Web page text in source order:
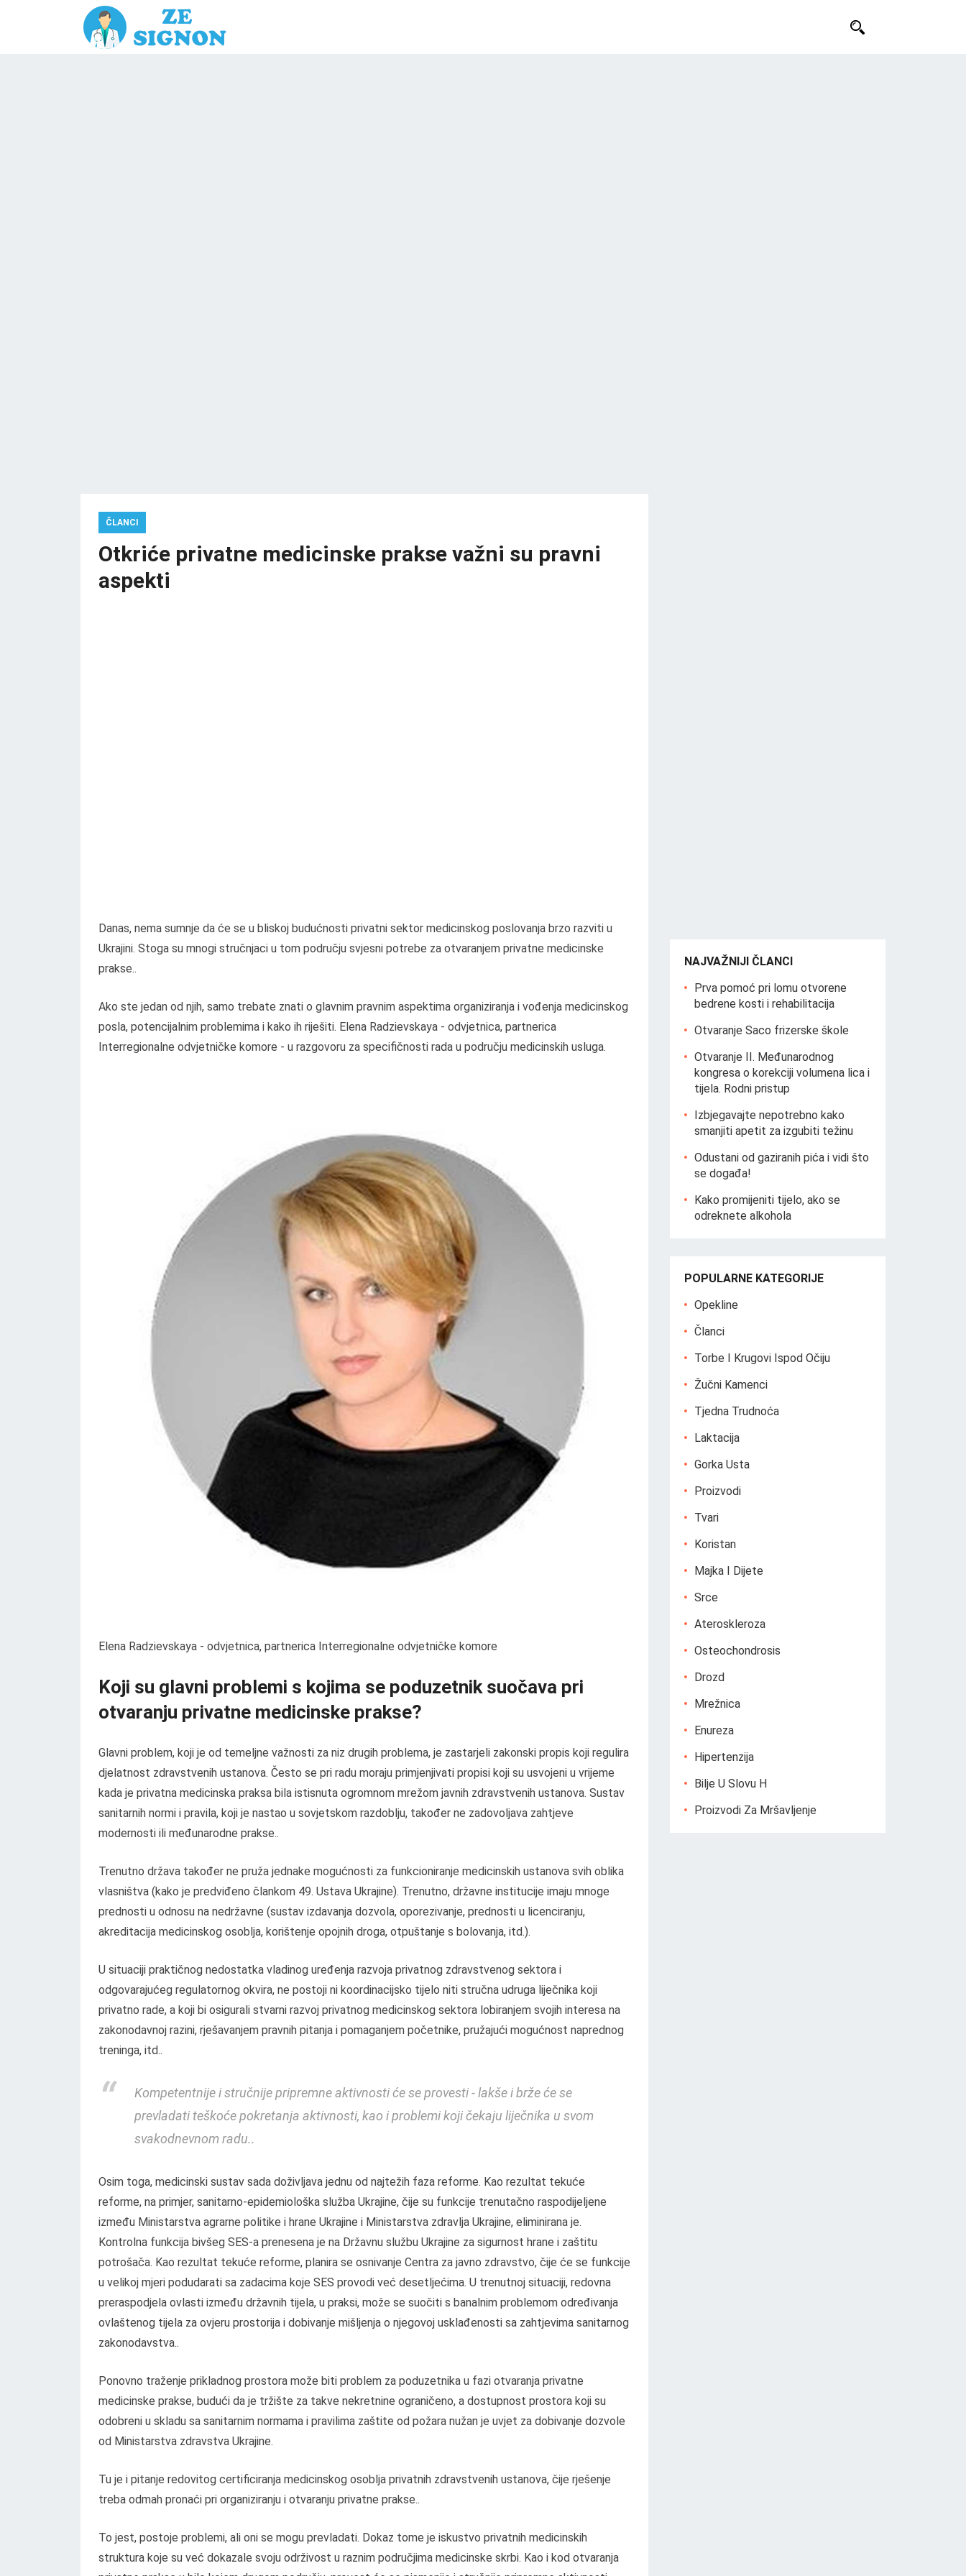
ČLANCI
Otkriće privatne medicinske prakse važni su pravni
aspekti
Danas, nema sumnje da će se u bliskoj budućnosti privatni sektor medicinskog poslovanja brzo razviti u
Ukrajini. Stoga su mnogi stručnjaci u tom području svjesni potrebe za otvaranjem privatne medicinske
prakse..
Ako ste jedan od njih, samo trebate znati o glavnim pravnim aspektima organiziranja i vođenja medicinskog
posla, potencijalnim problemima i kako ih riješiti. Elena Radzievskaya - odvjetnica, partnerica
Interregionalne odvjetničke komore - u razgovoru za specifičnosti rada u području medicinskih usluga.
Elena Radzievskaya - odvjetnica, partnerica Interregionalne odvjetničke komore
Koji su glavni problemi s kojima se poduzetnik suočava pri
otvaranju privatne medicinske prakse?
Glavni problem, koji je od temeljne važnosti za niz drugih problema, je zastarjeli zakonski propis koji regulira
djelatnost zdravstvenih ustanova. Često se pri radu moraju primjenjivati ​​propisi koji su usvojeni u vrijeme
kada je privatna medicinska praksa bila istisnuta ogromnom mrežom javnih zdravstvenih ustanova. Sustav
sanitarnih normi i pravila, koji je nastao u sovjetskom razdoblju, također ne zadovoljava zahtjeve
modernosti ili međunarodne prakse..
Trenutno država također ne pruža jednake mogućnosti za funkcioniranje medicinskih ustanova svih oblika
vlasništva (kako je predviđeno člankom 49. Ustava Ukrajine). Trenutno, državne institucije imaju mnoge
prednosti u odnosu na nedržavne (sustav izdavanja dozvola, oporezivanje, prednosti u licenciranju,
akreditacija medicinskog osoblja, korištenje opojnih droga, otpuštanje s bolovanja, itd.).
U situaciji praktičnog nedostatka vladinog uređenja razvoja privatnog zdravstvenog sektora i
odgovarajućeg regulatornog okvira, ne postoji ni koordinacijsko tijelo niti stručna udruga liječnika koji
privatno rade, a koji bi osigurali stvarni razvoj privatnog medicinskog sektora lobiranjem svojih interesa na
zakonodavnoj razini, rješavanjem pravnih pitanja i pomaganjem početnike, pružajući mogućnost naprednog
treninga, itd..
Kompetentnije i stručnije pripremne aktivnosti će se provesti - lakše i brže će se
prevladati teškoće pokretanja aktivnosti, kao i problemi koji čekaju liječnika u svom
svakodnevnom radu..
Osim toga, medicinski sustav sada doživljava jednu od najtežih faza reforme. Kao rezultat tekuće
reforme, na primjer, sanitarno-epidemiološka služba Ukrajine, čije su funkcije trenutačno raspodijeljene
između Ministarstva agrarne politike i hrane Ukrajine i Ministarstva zdravlja Ukrajine, eliminirana je.
Kontrolna funkcija bivšeg SES-a prenesena je na Državnu službu Ukrajine za sigurnost hrane i zaštitu
potrošača. Kao rezultat tekuće reforme, planira se osnivanje Centra za javno zdravstvo, čije će se funkcije
u velikoj mjeri podudarati sa zadacima koje SES provodi već desetljećima. U trenutnoj situaciji, redovna
preraspodjela ovlasti između državnih tijela, u praksi, može se suočiti s banalnim problemom određivanja
ovlaštenog tijela za ovjeru prostorija i dobivanje mišljenja o njegovoj usklađenosti sa zahtjevima sanitarnog
zakonodavstva..
Ponovno traženje prikladnog prostora može biti problem za poduzetnika u fazi otvaranja privatne
medicinske prakse, budući da je tržište za takve nekretnine ograničeno, a dostupnost prostora koji su
odobreni u skladu sa sanitarnim normama i pravilima zaštite od požara nužan je uvjet za dobivanje dozvole
od Ministarstva zdravstva Ukrajine.
Tu je i pitanje redovitog certificiranja medicinskog osoblja privatnih zdravstvenih ustanova, čije rješenje
treba odmah pronaći pri organiziranju i otvaranju privatne prakse..
To jest, postoje problemi, ali oni se mogu prevladati. Dokaz tome je iskustvo privatnih medicinskih
struktura koje su već dokazale svoju održivost u raznim područjima medicinske skrbi. Kao i kod otvaranja
NAJVAŽNIJI ČLANCI
Prva pomoć pri lomu otvorene
bedrene kosti i rehabilitacija
Otvaranje Saco frizerske škole
Otvaranje II. Međunarodnog
kongresa o korekciji volumena lica i
tijela. Rodni pristup
Izbjegavajte nepotrebno kako
smanjiti apetit za izgubiti težinu
Odustani od gaziranih pića i vidi što
se događa!
Kako promijeniti tijelo, ako se
odreknete alkohola
POPULARNE KATEGORIJE
Opekline
Članci
Torbe I Krugovi Ispod Očiju
Žučni Kamenci
Tjedna Trudnoća
Laktacija
Gorka Usta
Proizvodi
Tvari
Koristan
Majka I Dijete
Srce
Ateroskleroza
Osteochondrosis
Drozd
Mrežnica
Enureza
Hipertenzija
Bilje U Slovu H
Proizvodi Za Mršavljenje